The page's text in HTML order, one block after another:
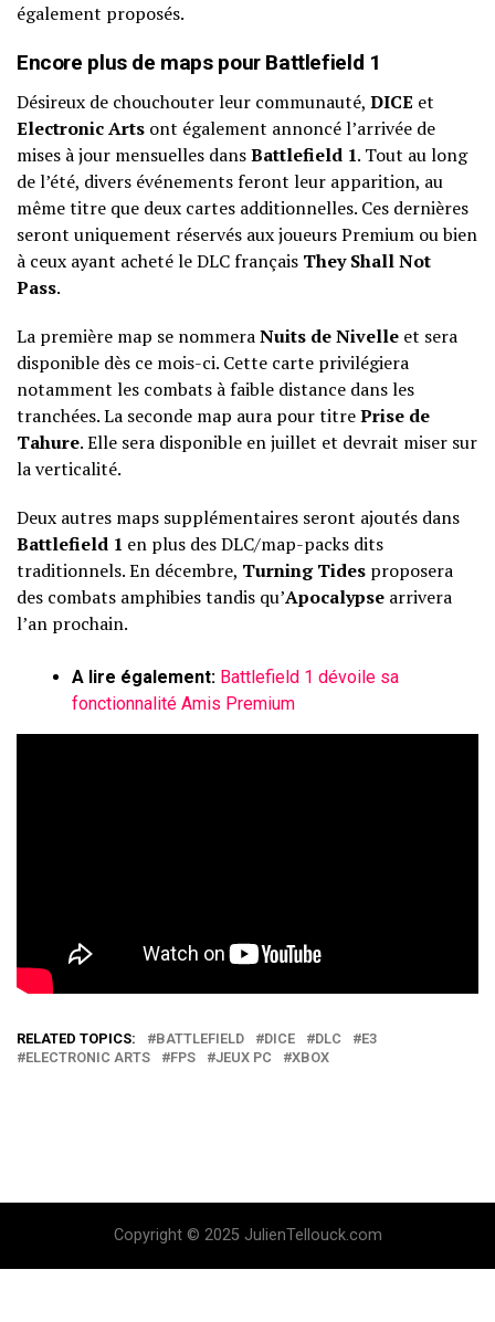
également proposés.
Encore plus de maps pour Battlefield 1
Désireux de chouchouter leur communauté, DICE et
Electronic Arts ont également annoncé l’arrivée de
mises à jour mensuelles dansBattlefield 1. Tout au long
de l’été, divers événements feront leur apparition, au
même titre que deux cartes additionnelles. Ces dernières
seront uniquement réservés aux joueurs Premium ou bien
à ceux ayant acheté le DLC français They Shall Not
Pass.
La première map se nommeraNuits de Nivelle et sera
disponible dès ce mois-ci. Cette carte privilégiera
notamment les combats à faible distance dans les
tranchées. La seconde map aura pour titrePrise de
Tahure. Elle sera disponible en juillet et devrait miser sur
la verticalité.
Deux autres maps supplémentaires seront ajoutés dans
Battlefield 1 en plus des DLC/map-packs dits
traditionnels. En décembre, Turning Tides proposera
des combats amphibies tandis qu’Apocalypse arrivera
l’an prochain.
A lire également: Battlefield 1 dévoile sa
fonctionnalité Amis Premium
RELATED TOPICS: BATTLEFIELD DICE DLC
E3
ELECTRONIC ARTS
FPS JEUX PC XBOX
Copyright © 2025 JulienTellouck.com